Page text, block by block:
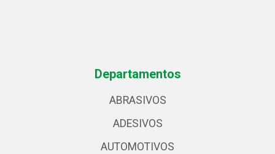
Departamentos
ABRASIVOS
ADESIVOS
AUTOMOTIVOS